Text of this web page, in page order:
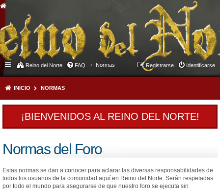
Reino del Norte FAQ Normas Identificarse
Registrarse
INICIO NORMAS
¡BIENVENIDOS AL REINO DEL NORTE!
Normas del Foro
Estas normas se dan a conocer para aclarar las diversas responsabilidades de
todos los usuarios de la comunidad aquí en Reino del Norte. Serán respetadas
por todo el mundo para asegurarse de que nuestro foro se ejecuta sin